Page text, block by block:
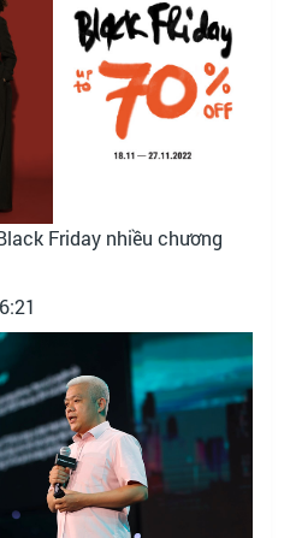
Friday nhiều chương